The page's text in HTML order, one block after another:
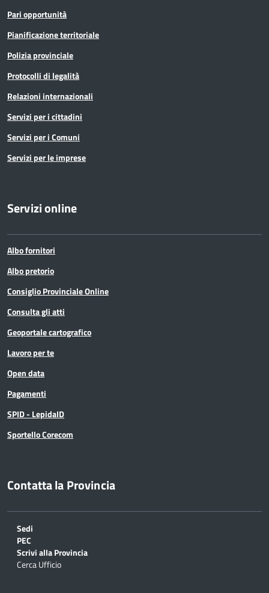
Pari opportunità
Pianificazione territoriale
Polizia provinciale
Protocolli di legalità
Relazioni internazionali
Servizi per i cittadini
Servizi per i Comuni
Servizi per le imprese
Servizi online
Albo fornitori
Albo pretorio
Consiglio Provinciale Online
Consulta gli atti
Geoportale cartografico
Lavoro per te
Open data
Pagamenti
SPID - LepidaID
Sportello Corecom
Contatta la Provincia
Sedi
PEC
Scrivi alla Provincia
Cerca Ufficio